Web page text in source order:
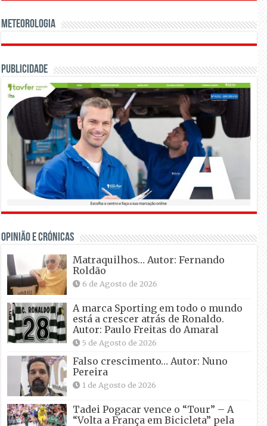
Meteorologia
Publicidade
OPINIÃO E CRÓNICAS
Matraquilhos… Autor: Fernando
Roldão
6 de Agosto de 2026
A marca Sporting em todo o mundo
está a crescer atrás de Ronaldo.
Autor: Paulo Freitas do Amaral
5 de Agosto de 2026
Falso crescimento… Autor: Nuno
Pereira
1 de Agosto de 2026
Tadei Pogacar vence o “Tour” – A
“Volta a França em Bicicleta” pela